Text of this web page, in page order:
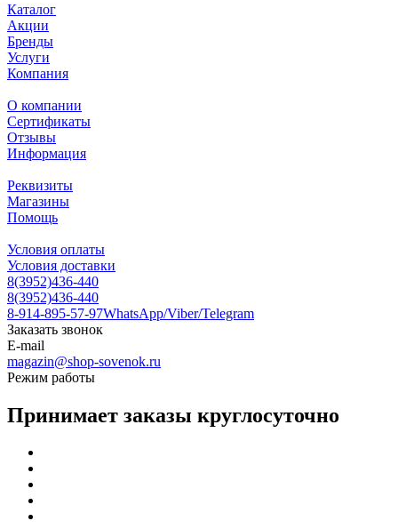
Каталог
Акции
Бренды
Услуги
Компания
О компании
Сертификаты
Отзывы
Информация
Реквизиты
Магазины
Помощь
Условия оплаты
Условия доставки
8(3952)436-440
8(3952)436-440
8-914-895-57-97WhatsApp/Viber/Telegram
Заказать звонок
E-mail
magazin@shop-sovenok.ru
Режим работы
Принимает заказы круглосуточно